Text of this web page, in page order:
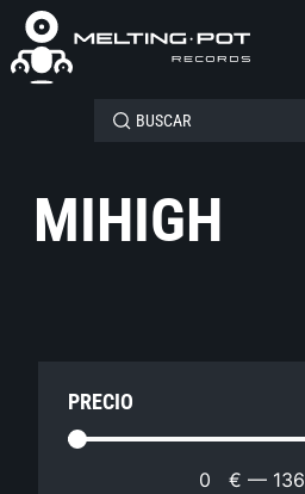
MIHIGH
PRECIO
0 € — 136